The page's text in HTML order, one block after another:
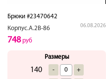
Брюки #23470642
Корпус.А.2В-86
06.08.2026
748руб
Размеры
140 - +